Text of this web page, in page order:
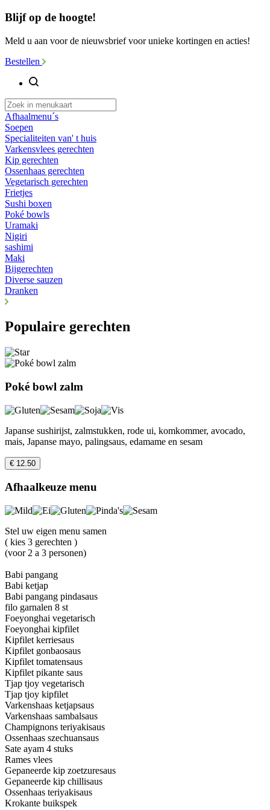
Blijf op de hoogte!
Meld u aan voor de nieuwsbrief voor unieke kortingen en acties!
Bestellen
Afhaalmenu´s
Soepen
Specialiteiten van' t huis
Varkensvlees gerechten
Kip gerechten
Ossenhaas gerechten
Vegetarisch gerechten
Frietjes
Sushi boxen
Poké bowls
Uramaki
Nigiri
sashimi
Maki
Bijgerechten
Diverse sauzen
Dranken
Populaire gerechten
Poké bowl zalm
Japanse sushirijst, zalmstukken, rode ui, komkommer, avocado,
mais, Japanse mayo, palingsaus, edamame en sesam
€ 12.50
Afhaalkeuze menu
Stel uw eigen menu samen
( kies 3 gerechten )
(voor 2 a 3 personen)
Babi pangang
Babi ketjap
Babi pangang pindasaus
filo garnalen 8 st
Foeyonghai vegetarisch
Foeyonghai kipfilet
Kipfilet kerriesaus
Kipfilet gonbaosaus
Kipfilet tomatensaus
Kipfilet pikante saus
Tjap tjoy vegetarisch
Tjap tjoy kipfilet
Varkenshaas ketjapsaus
Varkenshaas sambalsaus
Champignons teriyakisaus
Ossenhaas szechuansaus
Sate ayam 4 stuks
Rames vlees
Gepaneerde kip zoetzuresaus
Gepaneerde kip chillisaus
Ossenhaas teriyakisaus
Krokante buikspek